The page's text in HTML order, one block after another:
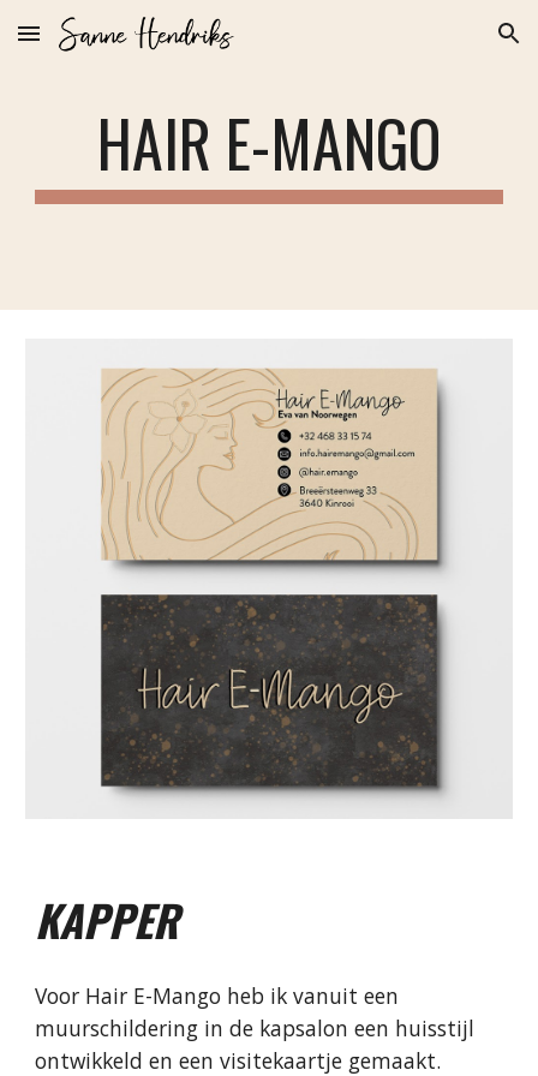
Skip to main content Skip to navigation
HAIR E-MANGO
KAPPER
Voor Hair E-Mango heb ik vanuit een
muurschildering in de kapsalon een huisstijl
ontwikkeld en een visitekaartje gemaakt.